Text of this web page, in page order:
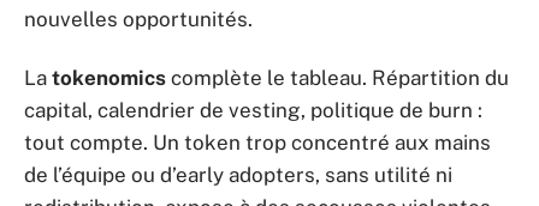
nouvelles opportunités.
La tokenomics complète le tableau. Répartition du
capital, calendrier de vesting, politique de burn :
tout compte. Un token trop concentré aux mains
de l’équipe ou d’early adopters, sans utilité ni